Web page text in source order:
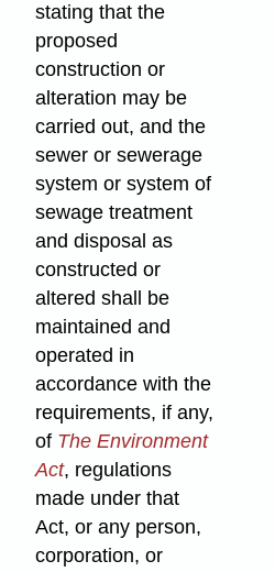
stating that the
proposed
construction or
alteration may be
carried out, and the
sewer or sewerage
system or system of
sewage treatment
and disposal as
constructed or
altered shall be
maintained and
operated in
accordance with the
requirements, if any,
of The Environment
Act, regulations
made under that
Act, or any person,
corporation, or